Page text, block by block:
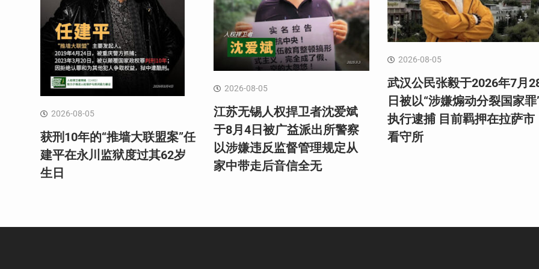
2026-08-05
获刑10年的“推墙大联盟案”任
建平在永川监狱度过其62岁
生日
2026-08-05
江苏无锡人权捍卫者沈爱斌
于8月4日被广益派出所警察
以涉嫌违反监督管理规定从
家中带走后音信全无
2026-08-05
武汉公民张毅于2026年7月
日被以“涉嫌煽动分裂国家罪
执行逮捕 目前羁押在拉萨市
看守所